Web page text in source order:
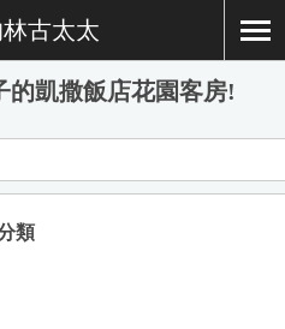
古太太
的凱撒飯店花園客房!
類